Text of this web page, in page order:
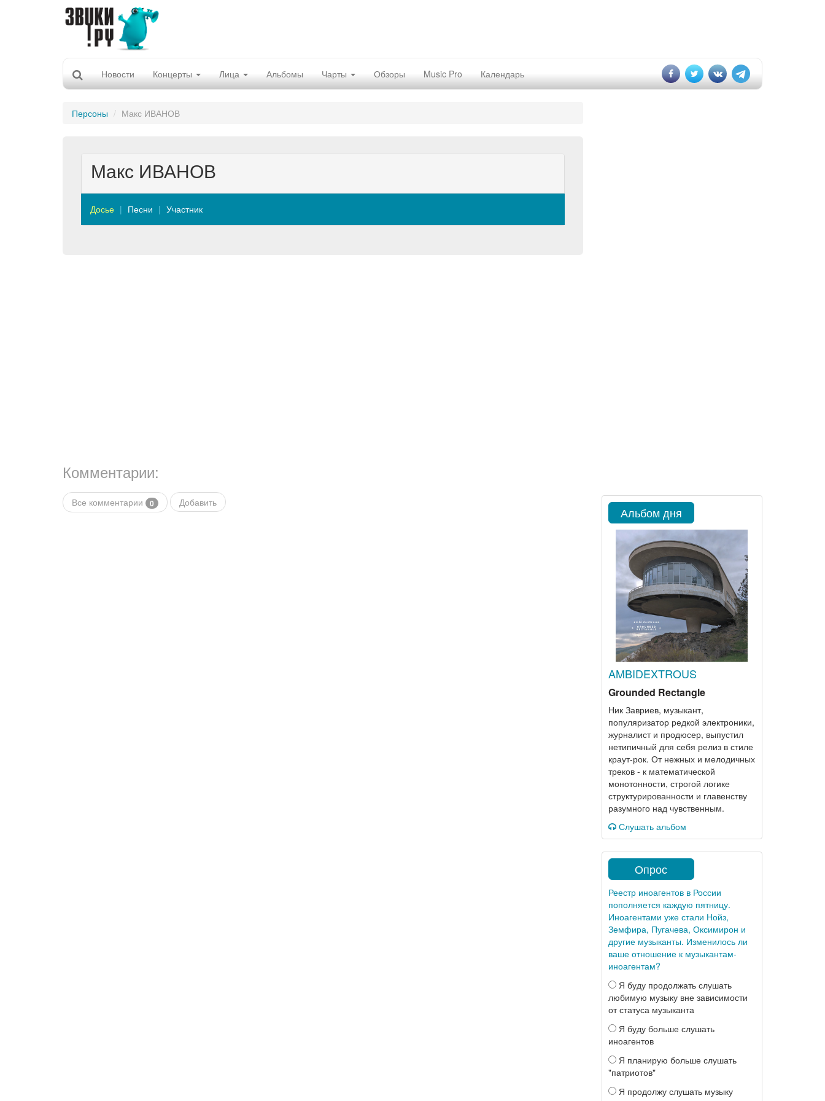
Новости Концерты Лица Альбомы Чарты Обзоры Music Pro Календарь
Персоны Макс ИВАНОВ
Макс ИВАНОВ
Досье Песни Участник
Комментарии:
Все комментарии 0 Добавить
Альбом дня
AMBIDEXTROUS
Grounded Rectangle
Ник Завриев, музыкант,
популяризатор редкой электроники,
журналист и продюсер, выпустил
нетипичный для себя релиз в стиле
краут-рок. От нежных и мелодичных
треков - к математической
монотонности, строгой логике
структурированности и главенству
разумного над чувственным.
Слушать альбом
Опрос
Реестр иноагентов в России
пополняется каждую пятницу.
Иноагентами уже стали Нойз,
Земфира, Пугачева, Оксимирон и
другие музыканты. Изменилось ли
ваше отношение к музыкантам-
иноагентам?
Я буду продолжать слушать
любимую музыку вне зависимости
от статуса музыканта
Я буду больше слушать
иноагентов
Я планирую больше слушать
"патриотов"
Я продолжу слушать музыку